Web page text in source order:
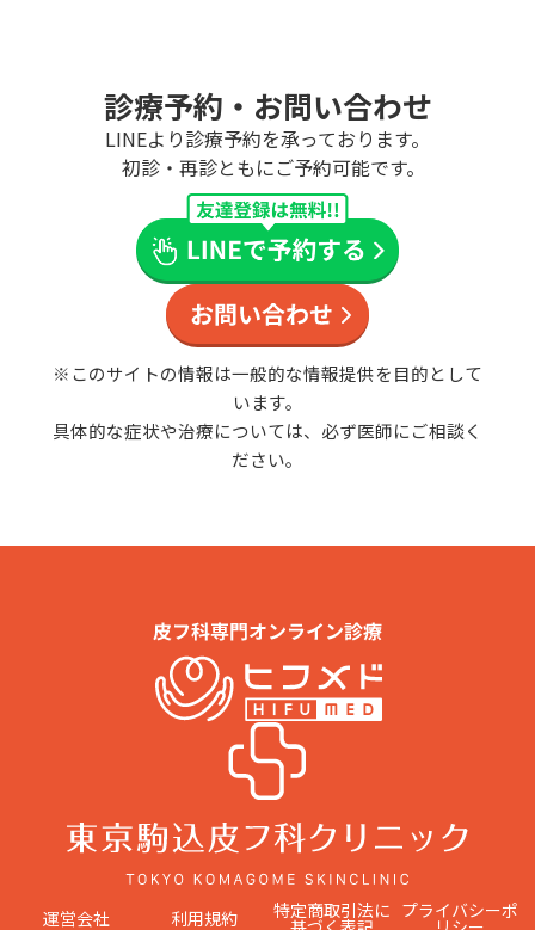
診療予約・お問い合わせ
LINEより診療予約を承っております。
初診・再診ともにご予約可能です。
※このサイトの情報は一般的な情報提供を目的として
います。
具体的な症状や治療については、必ず医師にご相談く
ださい。
運営会社 利用規約 特定商取引法に プライバシーポ